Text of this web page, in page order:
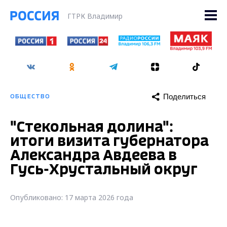
ГТРК Владимир
ОБЩЕСТВО Поделиться
"Стекольная долина":
итоги визита губернатора
Александра Авдеева в
Гусь-Хрустальный округ
Опубликовано: 17 марта 2026 года